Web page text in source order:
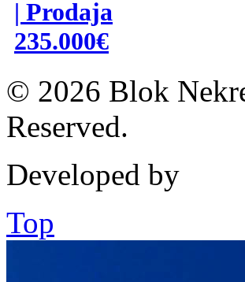
| Prodaja
235.000€
© 2026 Blok
Reserved.
Developed by
Top